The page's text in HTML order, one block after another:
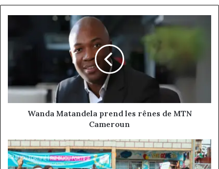
Cameroun
Wanda Matandela prend les rênes de MTN
Cameroun
RIZ
BIJOU
FORTIFIE